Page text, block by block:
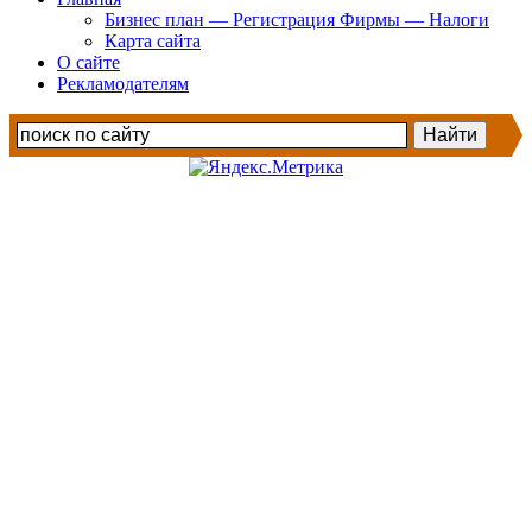
Бизнес план — Регистрация Фирмы — Налоги
Карта сайта
О сайте
Рекламодателям